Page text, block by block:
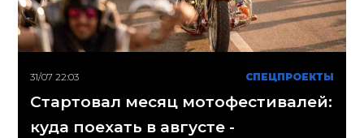
31/07 22:03 СПЕЦПРОЕКТЫ
Стартовал месяц мотофестивалей:
куда поехать в августе -